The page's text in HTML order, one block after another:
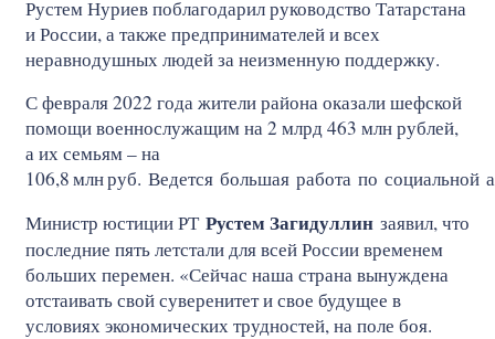
Рустем Нуриев поблагодарил руководство Татарстана
и России, а также предпринимателей и всех
неравнодушных людей за неизменную поддержку.
С февраля 2022 года жители района оказали шефской
помощи военнослужащим на 2 млрд 463 млн рублей,
а их семьям – на
106,8млнруб. Ведется большая работа по
Министр юстиции РТ Рустем Загидуллин заявил, что
последние пять летстали для всей России временем
больших перемен. «Сейчас наша страна вынуждена
отстаивать свой суверенитет и свое будущее в
условиях экономических трудностей, на поле боя.